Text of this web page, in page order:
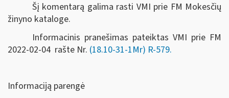
Šį komentarą galima rasti VMI prie FM Mokesčių
žinyno kataloge.
Informacinis pranešimas pateiktas VMI prie FM
2022-02-04 rašte Nr. (18.10-31-1Mr) R-579.
Informaciją parengė